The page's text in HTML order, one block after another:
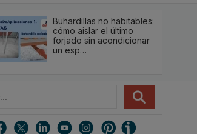
Buhardillas no habitables:
cómo aislar el último
forjado sin acondicionar
un esp…